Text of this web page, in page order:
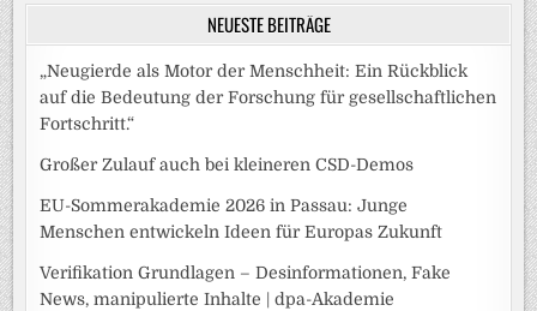
NEUESTE BEITRÄGE
„Neugierde als Motor der Menschheit: Ein Rückblick
auf die Bedeutung der Forschung für gesellschaftlichen
Fortschritt.“
Großer Zulauf auch bei kleineren CSD-Demos
EU-Sommerakademie 2026 in Passau: Junge
Menschen entwickeln Ideen für Europas Zukunft
Verifikation Grundlagen – Desinformationen, Fake
News, manipulierte Inhalte | dpa-Akademie